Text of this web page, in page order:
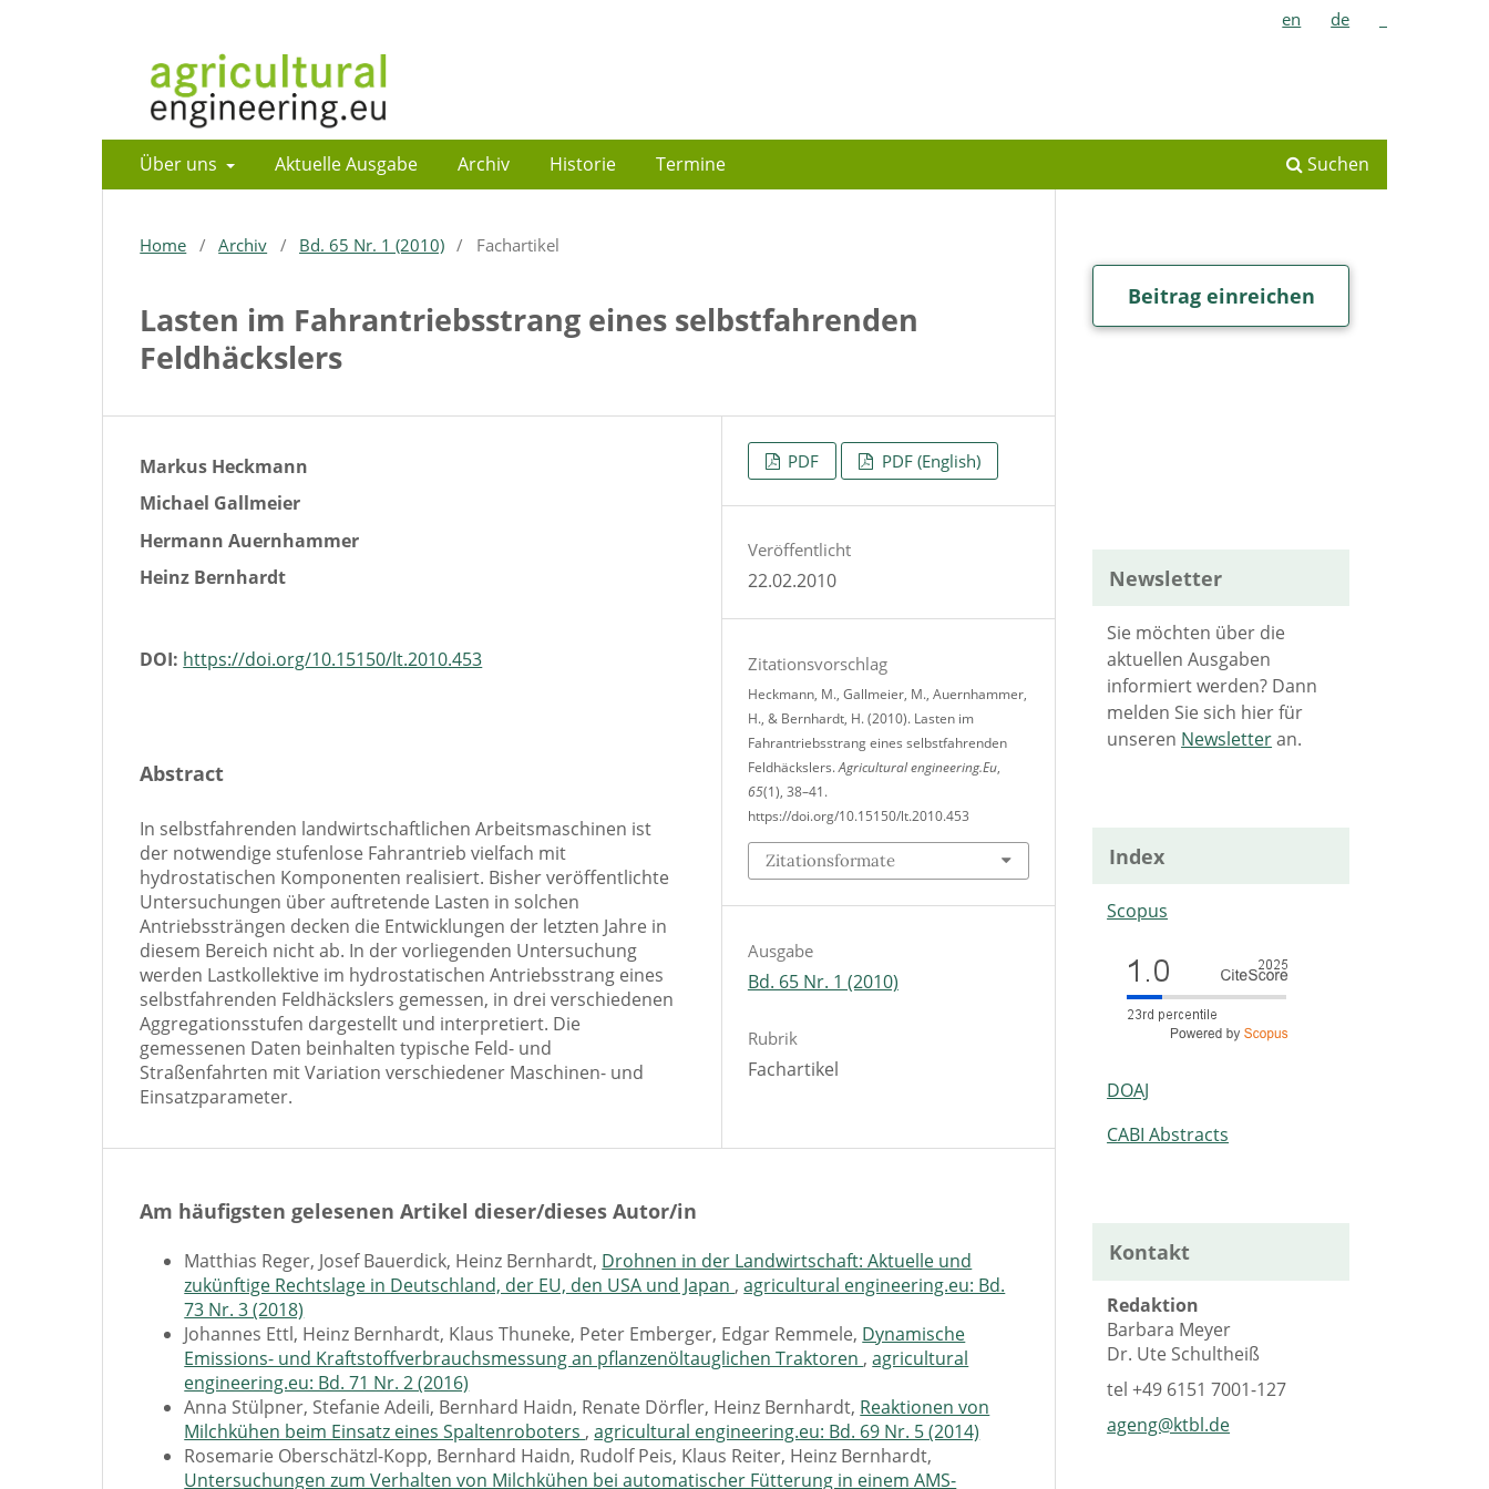
Über uns Aktuelle Ausgabe Archiv Historie Termine Suchen
en de
Home / Archiv / Bd. 65 Nr. 1 (2010) / Fachartikel
Lasten im Fahrantriebsstrang eines selbstfahrenden
Feldhäckslers
Markus Heckmann
Michael Gallmeier
Hermann Auernhammer
Heinz Bernhardt
DOI: https://doi.org/10.15150/lt.2010.453
Abstract
In selbstfahrenden landwirtschaftlichen Arbeitsmaschinen ist
der notwendige stufenlose Fahrantrieb vielfach mit
hydrostatischen Komponenten realisiert. Bisher veröffentlichte
Untersuchungen über auftretende Lasten in solchen
Antriebssträngen decken die Entwicklungen der letzten Jahre in
diesem Bereich nicht ab. In der vorliegenden Untersuchung
werden Lastkollektive im hydrostatischen Antriebsstrang eines
selbstfahrenden Feldhäckslers gemessen, in drei verschiedenen
Aggregationsstufen dargestellt und interpretiert. Die
gemessenen Daten beinhalten typische Feld- und
Straßenfahrten mit Variation verschiedener Maschinen- und
Einsatzparameter.
PDF PDF (English)
Veröffentlicht
22.02.2010
Zitationsvorschlag
Heckmann, M., Gallmeier, M., Auernhammer,
H., & Bernhardt, H. (2010). Lasten im
Fahrantriebsstrang eines selbstfahrenden
Feldhäckslers.Agricultural engineering.Eu,
65(1), 38–41.
https://doi.org/10.15150/lt.2010.453
Zitationsformate
Ausgabe
Bd. 65 Nr. 1 (2010)
Rubrik
Fachartikel
Am häufigsten gelesenen Artikel dieser/dieses Autor/in
Matthias Reger, Josef Bauerdick, Heinz Bernhardt, Drohnen in der Landwirtschaft: Aktuelle und
zukünftige Rechtslage in Deutschland, der EU, den USA und Japan ,agricultural engineering.eu: Bd.
73 Nr. 3 (2018)
Johannes Ettl, Heinz Bernhardt, Klaus Thuneke, Peter Emberger, Edgar Remmele, Dynamische
Emissions- und Kraftstoffverbrauchsmessung an pflanzenöltauglichen Traktoren ,agricultural
engineering.eu: Bd. 71 Nr. 2 (2016)
Anna Stülpner, Stefanie Adeili, Bernhard Haidn, Renate Dörfler, Heinz Bernhardt, Reaktionen von
Milchkühen beim Einsatz eines Spaltenroboters ,agricultural engineering.eu: Bd. 69 Nr. 5 (2014)
Rosemarie Oberschätzl-Kopp, Bernhard Haidn, Rudolf Peis, Klaus Reiter, Heinz Bernhardt,
Untersuchungen zum Verhalten von Milchkühen bei automatischer Fütterung in einem AMS-
Beitrag einreichen
Newsletter
Sie möchten über die
aktuellen Ausgaben
informiert werden? Dann
melden Sie sich hier für
unseren Newsletteran.
Index
Scopus
DOAJ
CABI Abstracts
Kontakt
Redaktion
Barbara Meyer
Dr. Ute Schultheiß
tel+49 6151 7001-127
ageng@ktbl.de